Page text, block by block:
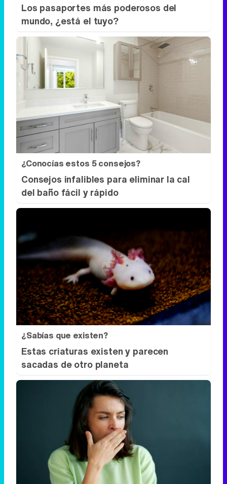
¿Conocías estos 5 consejos?
Consejos infalibles para eliminar la cal
del baño fácil y rápido
¿Sabías que existen?
Estas criaturas existen y parecen
sacadas de otro planeta
¿Por qué se contagia?
La ciencia explica por qué el bostezo es
contagioso